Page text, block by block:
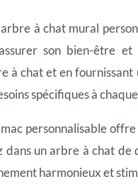
à chat mural
son bien-être
à chat et en
spécifiques à
personnalisable
dans un arbre à chat
harmonieux et